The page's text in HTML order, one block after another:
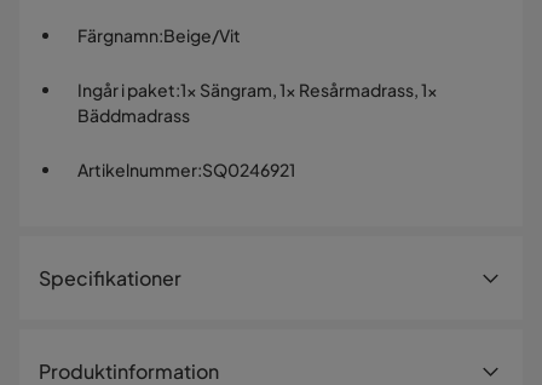
Färgnamn:Beige/Vit
Ingår i paket:1x Sängram, 1x Resårmadrass, 1x
Bäddmadrass
Artikelnummer:SQ0246921
Specifikationer
Material
Produktinformation